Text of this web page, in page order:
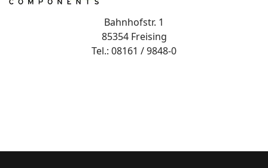
Bahnhofstr. 1
85354 Freising
Tel.: 08161 / 9848-0